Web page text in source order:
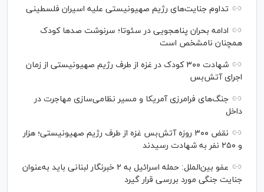
تداوم جنایت‌های رژیم صهیونیستی علیه اسیران فلسطینی
ادامه بحران پناهجویی در سئوتا؛ سرنوشت صدها کودک
همچنان نامشخص است
شهادت ۳۰۰ کودک در غزه از طرف رژیم صهیونیستی از زمان
اجرای آتش‌بس
جنگ‌های فرامرزی آمریکا و مسیر نظامی‌سازی مهاجرت در
داخل
نقض ۳۰۰ روزه آتش‌بس غزه از طرف رژیم صهیونیستی؛ هزار
و ۲۵۰ نفر به شهادت رسیدند
عفو بین‌الملل: حمله اسرائیل به ۲ خبرنگار لبنانی باید به‌عنوان
جنایت جنگی مورد بررسی قرار گیرد